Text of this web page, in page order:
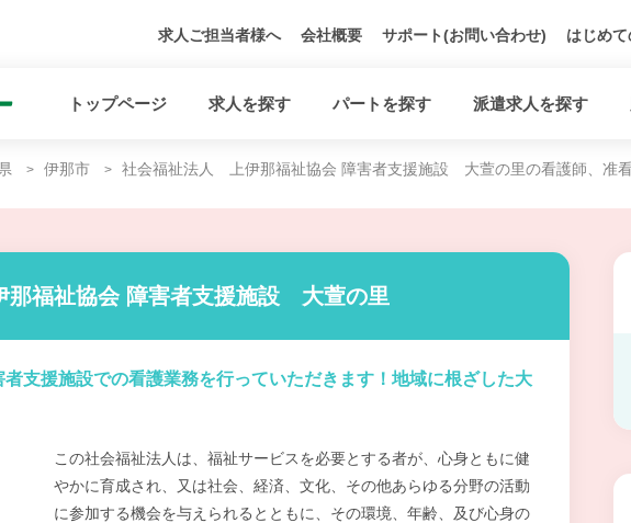
求人ご担当者様へ 会社概要 サポート(お問い合わせ) はじめ
トップページ 求人を探す パートを探す 派遣求人を探す
伊那市 社会福祉法人 上伊那福祉協会 障害者支援施設 大萱の里の看護師、准
福祉協会 障害者支援施設 大萱の里
支援施設での看護業務を行っていただきます！地域に根ざした大
この社会福祉法人は、福祉サービスを必要とする者が、心身ともに健
やかに育成され、又は社会、経済、文化、その他あらゆる分野の活動
に参加する機会を与えられるとともに、その環境、年齢、及び心身の